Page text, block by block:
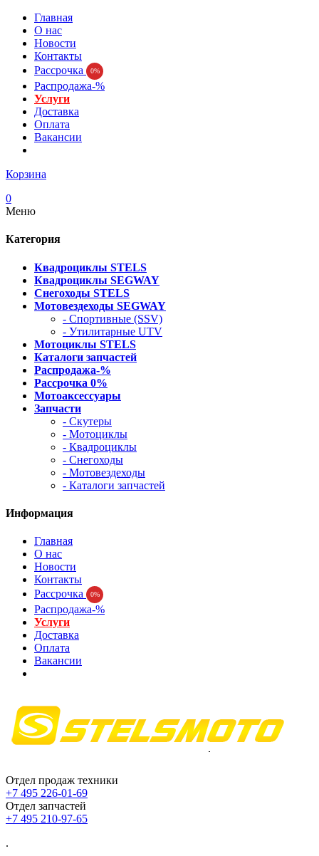
Главная
О нас
Новости
Контакты
Рассрочка
0%
Распродажа-%
Услуги
Доставка
Оплата
Вакансии
Корзина
0
Меню
Категория
Квадроциклы STELS
Квадроциклы SEGWAY
Снегоходы STELS
Мотовездеходы SEGWAY
- Спортивные (SSV)
- Утилитарные UTV
Мотоциклы STELS
Каталоги запчастей
Распродажа-%
Рассрочка 0%
Мотоаксессуары
Запчасти
- Скутеры
- Мотоциклы
- Квадроциклы
- Снегоходы
- Мотовездеходы
- Каталоги запчастей
Информация
Главная
О нас
Новости
Контакты
Рассрочка
0%
Распродажа-%
Услуги
Доставка
Оплата
Вакансии
Отдел продаж техники
+7 495 226-01-69
Отдел запчастей
+7 495 210-97-65
.